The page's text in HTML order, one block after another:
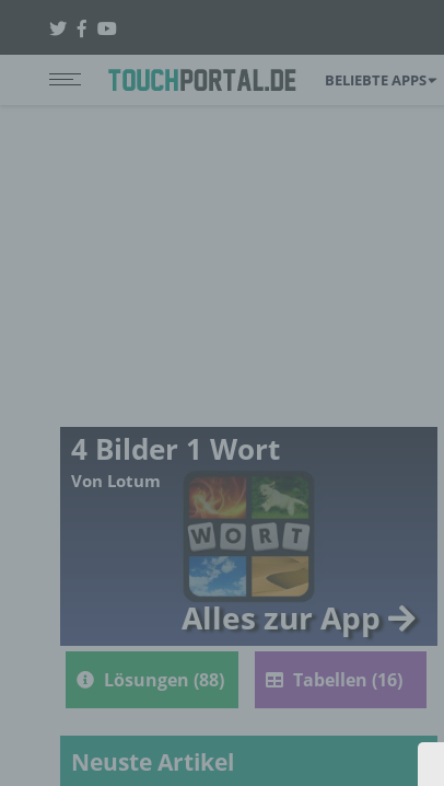
BELIEBTE APPS
4 Bilder 1 Wort
Von Lotum
Alles zur App
Lösungen (88) Tabellen (16)
Neuste Artikel